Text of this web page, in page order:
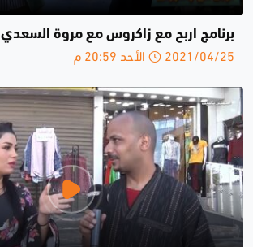
برنامج اربح مع زاكروس مع مروة السعدي
2021/04/25 الأحد 20:59 م